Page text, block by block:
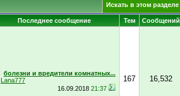
Искать в этом разделе
Последнее сообщение Тем Сообщений
болезни и вредители комнатных...
Lana777
16.09.2018 21:37
167 16,532